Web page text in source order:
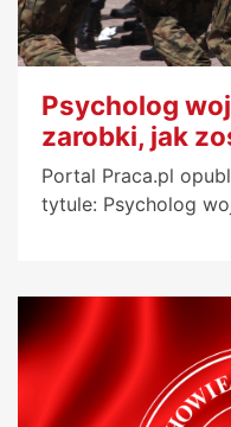
Psycholog
zarobki, jak
Portal Praca.pl
tytule: Psycholog